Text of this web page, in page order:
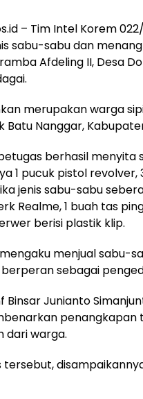
– Tim Intel Korem
sabu-sabu dan
Afdeling II, Desa
merupakan warga
Batu Nanggar,
berhasil menyita
1 pucuk pistol
jenis sabu-sabu
Realme, 1 buah tas
berisi plastik klip.
menjual sabu-
sebagai
Binsar Junianto
penangkapan
dari warga.
tersebut,